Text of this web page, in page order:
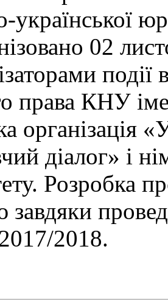
української
02
права КНУ
організація
діалог» і
Розробка
2018.